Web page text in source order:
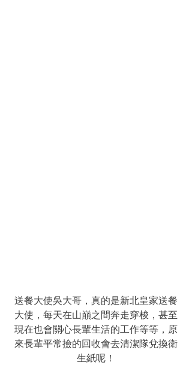
送餐大使吳大哥，真的是新北皇家送餐
大使，每天在山巔之間奔走穿梭，甚至
現在也會關心長輩生活的工作等等，原
來長輩平常撿的回收會去清潔隊兌換衛
生紙呢！